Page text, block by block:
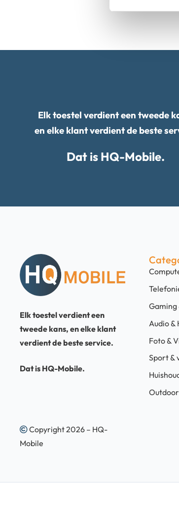
Elk toestel verdient een tweede
en elke klant verdient de beste
Dat is HQ-Mobile.
Elk toestel verdient een
tweede kans, en elke klant
verdient de beste service.
Dat is HQ-Mobile.
Copyright 2026 – HQ-
Mobile
Gaming
Audio &
Foto &
Sport &
Outdoor